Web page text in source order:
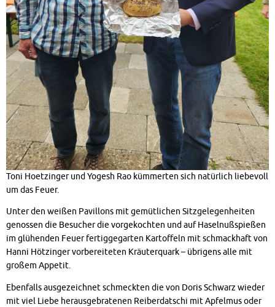
Toni Hoetzinger und Yogesh Rao kümmerten sich natürlich liebevoll
um das Feuer.
Unter den weißen Pavillons mit gemütlichen Sitzgelegenheiten
genossen die Besucher die vorgekochten und auf Haselnußspießen
im glühenden Feuer fertiggegarten Kartoffeln mit schmackhaft von
Hanni Hötzinger vorbereiteten Kräuterquark – übrigens alle mit
großem Appetit.
Ebenfalls ausgezeichnet schmeckten die von Doris Schwarz wieder
mit viel Liebe herausgebratenen Reiberdatschi mit Apfelmus oder